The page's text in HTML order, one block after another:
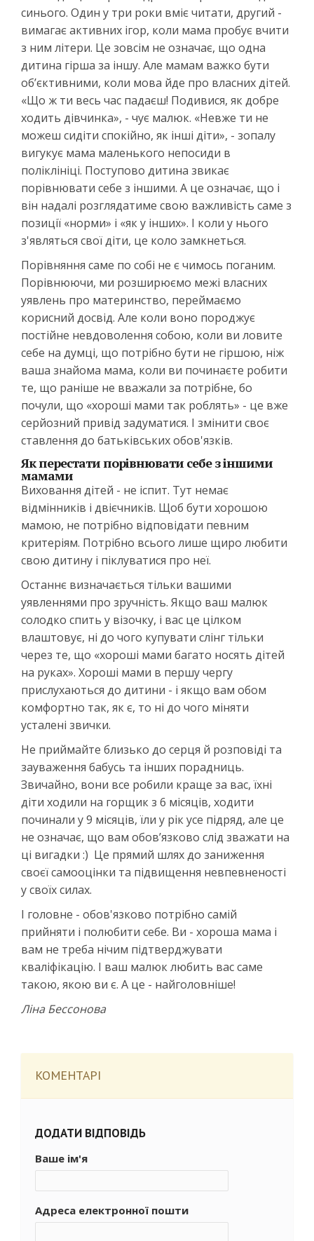
синього. Один у три роки вміє читати, другий -
вимагає активних ігор, коли мама пробує вчити
з ним літери. Це зовсім не означає, що одна
дитина гірша за іншу. Але мамам важко бути
об’єктивними, коли мова йде про власних дітей.
«Що ж ти весь час падаєш! Подивися, як добре
ходить дівчинка», - чує малюк. «Невже ти не
можеш сидіти спокійно, як інші діти», - зопалу
вигукує мама маленького непосиди в
поліклініці. Поступово дитина звикає
порівнювати себе з іншими. А це означає, що і
він надалі розглядатиме свою важливість саме з
позиції «норми» і «як у інших». І коли у нього
з'являться свої діти, це коло замкнеться.
Порівняння саме по собі не є чимось поганим.
Порівнюючи, ми розширюємо межі власних
уявлень про материнство, переймаємо
корисний досвід. Але коли воно породжує
постійне невдоволення собою, коли ви ловите
себе на думці, що потрібно бути не гіршою, ніж
ваша знайома мама, коли ви починаєте робити
те, що раніше не вважали за потрібне, бо
почули, що «хороші мами так роблять» - це вже
серйозний привід задуматися. І змінити своє
ставлення до батьківських обов'язків.
Як перестати порівнювати себе з іншими
мамами
Виховання дітей - не іспит. Тут немає
відмінників і двієчників. Щоб бути хорошою
мамою, не потрібно відповідати певним
критеріям. Потрібно всього лише щиро любити
свою дитину і піклуватися про неї.
Останнє визначається тільки вашими
уявленнями про зручність. Якщо ваш малюк
солодко спить у візочку, і вас це цілком
влаштовує, ні до чого купувати слінг тільки
через те, що «хороші мами багато носять дітей
на руках». Хороші мами в першу чергу
прислухаються до дитини - і якщо вам обом
комфортно так, як є, то ні до чого міняти
усталені звички.
Не приймайте близько до серця й розповіді та
зауваження бабусь та інших порадниць.
Звичайно, вони все робили краще за вас, їхні
діти ходили на горщик з 6 місяців, ходити
починали у 9 місяців, їли у рік усе підряд, але це
не означає, що вам обов’язково слід зважати на
ці вигадки :) Це прямий шлях до заниження
своєї самооцінки та підвищення невпевненості
у своїх силах.
І головне - обов'язково потрібно самій
прийняти і полюбити себе. Ви - хороша мама і
вам не треба нічим підтверджувати
кваліфікацію. І ваш малюк любить вас саме
такою, якою ви є. А це - найголовніше!
Ліна Бессонова
КОМЕНТАРІ
ДОДАТИ ВІДПОВІДЬ
Ваше ім'я
Адреса електронної пошти